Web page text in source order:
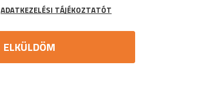
ADATKEZELÉSI TÁJÉKOZTATÓT